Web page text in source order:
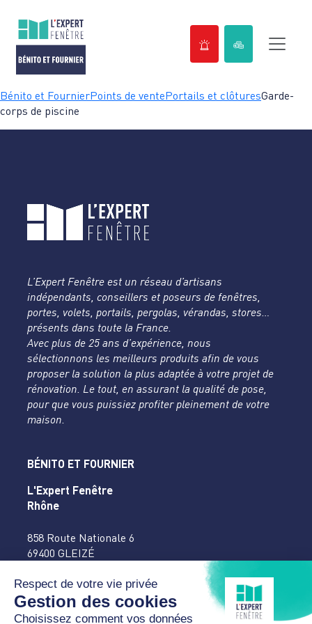
Passer
au
Bénito et FournierPoints de ventePortails et clôturesGarde-
corps de piscine
L’Expert Fenêtre est un réseau d’artisans
indépendants, conseillers et poseurs de fenêtres,
portes, volets, portails, pergolas, vérandas, stores…
présents dans toute la France.
Avec plus de 25 ans d’expérience, nous
sélectionnons les meilleurs produits afin de vous
proposer la solution la plus adaptée à votre projet de
rénovation. Le tout, en assurant la qualité de pose,
pour que vous puissiez profiter pleinement de votre
maison.
BÉNITO ET FOURNIER
L'Expert Fenêtre
Rhône
858 Route Nationale 6
69400 GLEIZÉ
accueil@benitofournier.fr